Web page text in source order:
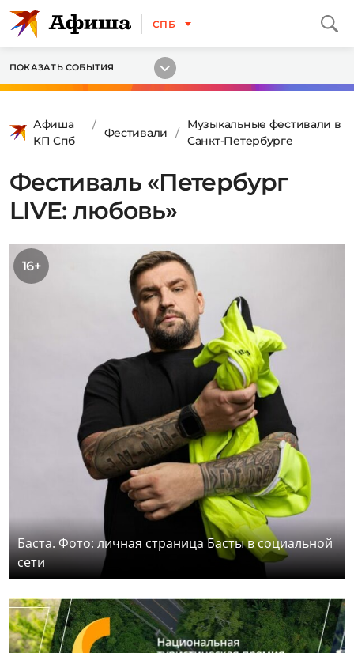
СПБ
ПОКАЗАТЬ СОБЫТИЯ
Афиша
КП Спб
Фестивали
Музыкальные фестивали в
Санкт-Петербурге
Фестиваль «Петербург
LIVE: любовь»
16+
Баста. Фото: личная страница Басты в социальной
сети